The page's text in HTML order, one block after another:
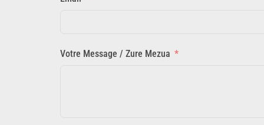
Votre Message / Zure Mezua